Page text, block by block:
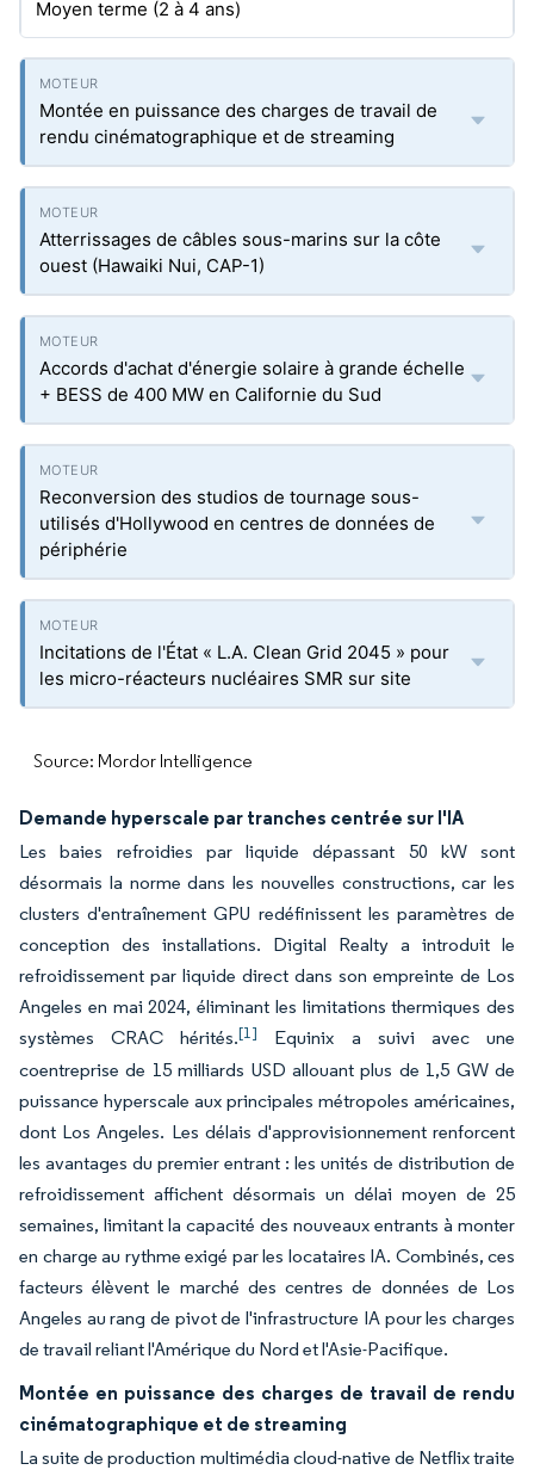
Moyen terme (2 à 4 ans)
Montée en puissance des charges de travail de
rendu cinématographique et de streaming
Atterrissages de câbles sous-marins sur la côte
ouest (Hawaiki Nui, CAP-1)
Accords d'achat d'énergie solaire à grande échelle
+ BESS de 400 MW en Californie du Sud
Reconversion des studios de tournage sous-
utilisés d'Hollywood en centres de données de
périphérie
Incitations de l'État « L.A. Clean Grid 2045 » pour
les micro-réacteurs nucléaires SMR sur site
Source: Mordor Intelligence
Demande hyperscale par tranches centrée sur l'IA
Les baies refroidies par liquide dépassant 50 kW sont
désormais la norme dans les nouvelles constructions, car les
clusters d'entraînement GPU redéfinissent les paramètres de
conception des installations. Digital Realty a introduit le
refroidissement par liquide direct dans son empreinte de Los
Angeles en mai 2024, éliminant les limitations thermiques des
systèmes CRAC hérités.[1]
Equinix a suivi avec une
coentreprise de 15 milliards USD allouant plus de 1,5 GW de
puissance hyperscale aux principales métropoles américaines,
dont Los Angeles. Les délais d'approvisionnement renforcent
les avantages du premier entrant : les unités de distribution de
refroidissement affichent désormais un délai moyen de 25
semaines, limitant la capacité des nouveaux entrants à monter
en charge au rythme exigé par les locataires IA. Combinés, ces
facteurs élèvent le marché des centres de données de Los
Angeles au rang de pivot de l'infrastructure IA pour les charges
de travail reliant l'Amérique du Nord et l'Asie-Pacifique.
Montée en puissance des charges de travail de rendu
cinématographique et de streaming
La suite de production multimédia cloud-native de Netflix traite